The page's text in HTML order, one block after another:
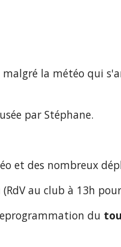
la météo qui
par Stéphane.
et des nombreux
(RdV au club à 13h
du